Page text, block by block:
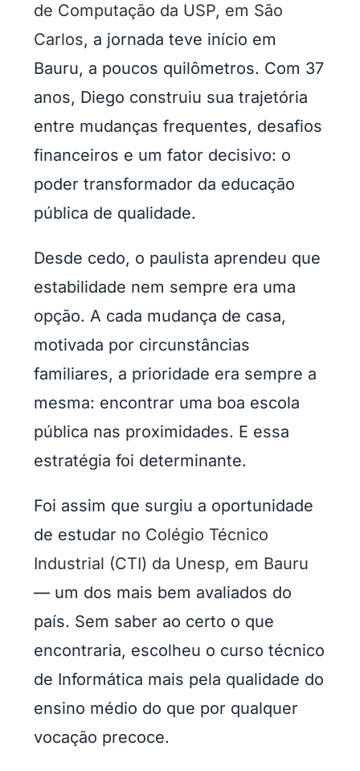
de Computação da USP, em São
Carlos, a jornada teve início em
Bauru, a poucos quilômetros. Com 37
anos, Diego construiu sua trajetória
entre mudanças frequentes, desafios
financeiros e um fator decisivo: o
poder transformador da educação
pública de qualidade.
Desde cedo, o paulista aprendeu que
estabilidade nem sempre era uma
opção. A cada mudança de casa,
motivada por circunstâncias
familiares, a prioridade era sempre a
mesma: encontrar uma boa escola
pública nas proximidades. E essa
estratégia foi determinante.
Foi assim que surgiu a oportunidade
de estudar no Colégio Técnico
Industrial (CTI) da Unesp, em Bauru
— um dos mais bem avaliados do
país. Sem saber ao certo o que
encontraria, escolheu o curso técnico
de Informática mais pela qualidade do
ensino médio do que por qualquer
vocação precoce.